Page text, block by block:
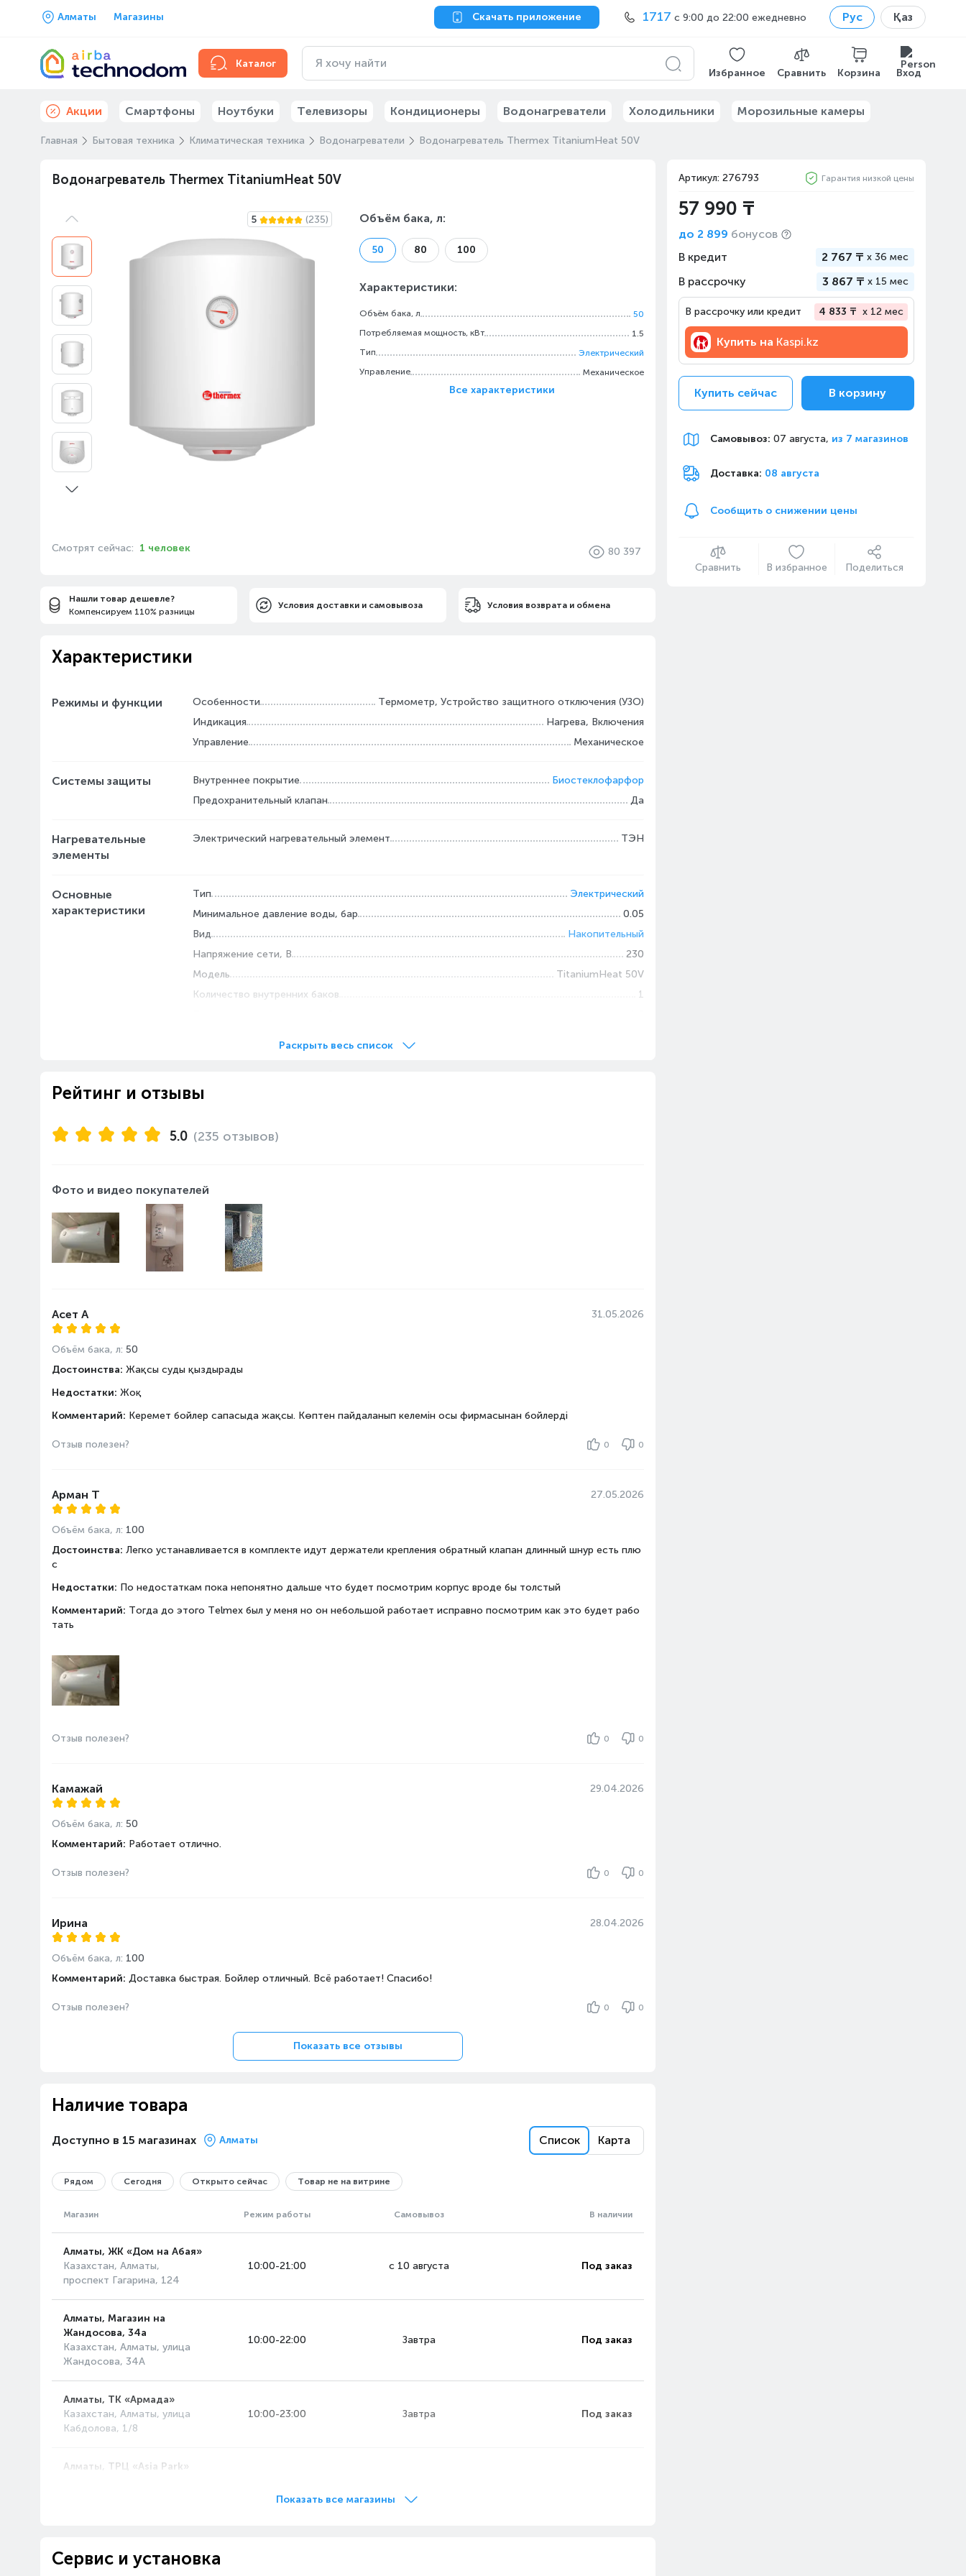
Алматы Магазины Скачать приложение 1717 с 9:00 до 22:00 ежедневно Рус Қаз
Каталог
Избранное Сравнить Корзина Вход
Акции Смартфоны Ноутбуки Телевизоры Кондиционеры Водонагреватели Холодильники Морозильные камеры
Главная Бытовая техника Климатическая техника Водонагреватели Водонагреватель Thermex TitaniumHeat 50V
Водонагреватель Thermex TitaniumHeat 50V
5 (235) Объём бака, л:
50 80 100
Характеристики:
Объём бака, л
50
Потребляемая мощность, кВт
1.5
Тип
Электрический
Управление
Механическое
Все характеристики
Смотрят сейчас: 1 человек 80 397
Артикул: 276793 Гарантия низкой цены
57 990 ₸
до 2 899 бонусов
В кредит
2 767 ₸ x 36 мес
В рассрочку 3 867 ₸ x 15 мес
В рассрочку или кредит 4 833 ₸ x 12 мес
Купить на Kaspi.kz
Купить сейчас В корзину
Самовывоз: 07 августа, из 7 магазинов
Доставка: 08 августа
Сообщить о снижении цены
Сравнить В избранное Поделиться
Нашли товар дешевле?
Компенсируем 110% разницы
Условия доставки и самовывоза Условия возврата и обмена
Характеристики
Режимы и функции Особенности
Термометр, Устройство защитного отключения (УЗО)
Индикация
Нагрева, Включения
Управление
Механическое
Системы защиты Внутреннее покрытие
Биостеклофарфор
Предохранительный клапан
Да
Нагревательные
элементы
Электрический нагревательный элемент ТЭН
Основные
характеристики
Тип
Электрический
Минимальное давление воды, бар
0.05
Вид
Накопительный
Напряжение сети, В
230
Модель
TitaniumHeat 50V
Количество внутренних баков
1
Максимальная температура нагрева воды,
Максимальное давление воды, бар
Монтаж и габариты
Вес, кг
Способ крепления
Установка
Подводка
Раскрыть весь список
Рейтинг и отзывы
5.0 (235 отзывов)
Фото и видео покупателей
Асет А 31.05.2026
Объём бака, л: 50
Достоинства: Жақсы суды қыздырады
Недостатки: Жоқ
Комментарий: Керемет бойлер сапасыда жақсы. Көптен пайдаланып келемін осы фирмасынан бойлерді
Отзыв полезен? 0 0
Арман Т 27.05.2026
Объём бака, л: 100
Достоинства: Легко устанавливается в комплекте идут держатели крепления обратный клапан длинный шнур есть плю
с
Недостатки: По недостаткам пока непонятно дальше что будет посмотрим корпус вроде бы толстый
Комментарий: Тогда до этого Telmex был у меня но он небольшой работает исправно посмотрим как это будет рабо
тать
Отзыв полезен? 0 0
Камажай 29.04.2026
Объём бака, л: 50
Комментарий: Работает отлично.
Отзыв полезен? 0 0
Ирина 28.04.2026
Объём бака, л: 100
Комментарий: Доставка быстрая. Бойлер отличный. Всё работает! Спасибо!
Отзыв полезен? 0 0
Показать все отзывы
Наличие товара
Доступно в 15 магазинах Алматы Список Карта
Рядом Сегодня Открыто сейчас Товар не на витрине
Магазин Режим работы Самовывоз В наличии
Алматы, ЖК «Дом на Абая»
Казахстан, Алматы,
проспект Гагарина, 124
10:00-21:00 с 10 августа Под заказ
Алматы, Магазин на
Жандосова, 34а
Казахстан, Алматы, улица
Жандосова, 34А
10:00-22:00 Завтра Под заказ
Алматы, ТК «Армада»
Казахстан, Алматы, улица
Кабдолова, 1/8
10:00-23:00 Завтра Под заказ
Алматы, ТРЦ «Asia Park»
Рихарда Зорге, 18/4
Показать все магазины
Сервис и установка